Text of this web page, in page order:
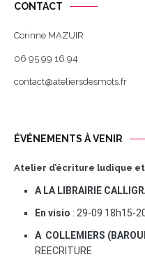
CONTACT
Corinne MAZUIR
06 95 99 16 94
contact@ateliersdesmots.fr
ÉVÉNEMENTS À VENIR
Atelier d’écriture ludique
A LA LIBRAIRIE
En visio : 29-09 18h15-
A COLLEMIERS
REECRITURE